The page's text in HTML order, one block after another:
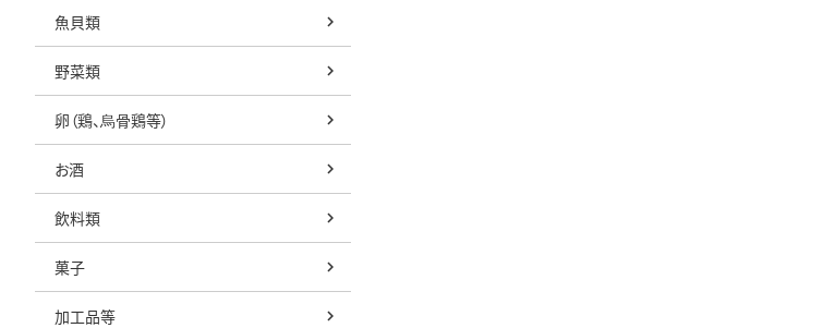
魚貝類
野菜類
卵（鶏、烏骨鶏等）
お酒
飲料類
菓子
加工品等